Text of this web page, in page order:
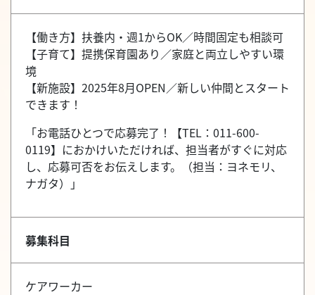
【働き方】扶養内・週1からOK／時間固定も相談可
【子育て】提携保育園あり／家庭と両立しやすい環
境
【新施設】2025年8月OPEN／新しい仲間とスタート
できます！
「お電話ひとつで応募完了！【TEL：011-600-
0119】におかけいただければ、担当者がすぐに対応
し、応募可否をお伝えします。（担当：ヨネモリ、
ナガタ）」
募集科目
ケアワーカー